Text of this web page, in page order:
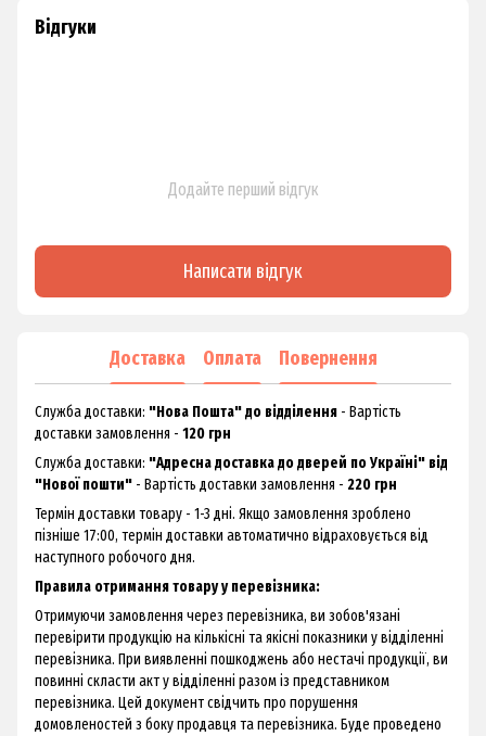
Відгуки
Додайте перший відгук
Написати відгук
Доставка Оплата Повернення
Служба доставки: "Нова Пошта" до відділення - Вартість
доставки замовлення - 120 грн
Служба доставки: "Адресна доставка до дверей по Україні" від
"Нової пошти" - Вартість доставки замовлення - 220 грн
Термін доставки товару - 1-3 дні. Якщо замовлення зроблено
пізніше 17:00, термін доставки автоматично відраховується від
наступного робочого дня.
Правила отримання товару у перевізника:
Отримуючи замовлення через перевізника, ви зобов'язані
перевірити продукцію на кількісні та якісні показники у відділенні
перевізника. При виявленні пошкоджень або нестачі продукції, ви
повинні скласти акт у відділенні разом із представником
перевізника. Цей документ свідчить про порушення
домовленостей з боку продавця та перевізника. Буде проведено